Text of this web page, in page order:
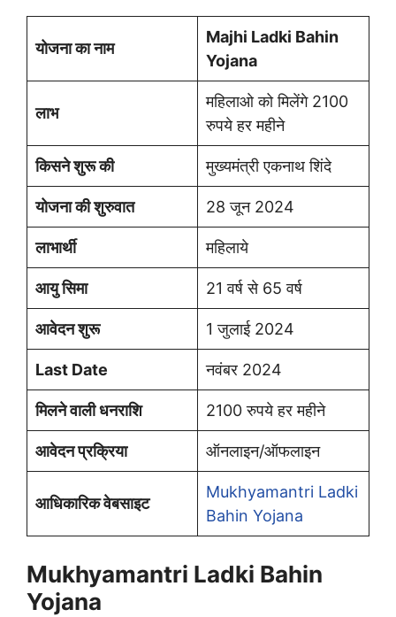
योजना का नाम
Majhi Ladki Bahin
Yojana
लाभ
महिलाओ को मिलेंगे 2100
रुपये हर महीने
किसने शुरू की मुख्यमंत्री एकनाथ शिंदे
योजना की शुरुवात 28 जून 2024
लाभार्थी महिलाये
आयु सिमा 21 वर्ष से 65 वर्ष
आवेदन शुरू 1 जुलाई 2024
Last Date नवंबर 2024
मिलने वाली धनराशि 2100 रुपये हर महीने
आवेदन प्रक्रिया ऑनलाइन/ऑफलाइन
आधिकारिक वेबसाइट
Mukhyamantri Ladki
Bahin Yojana
Mukhyamantri Ladki Bahin
Yojana